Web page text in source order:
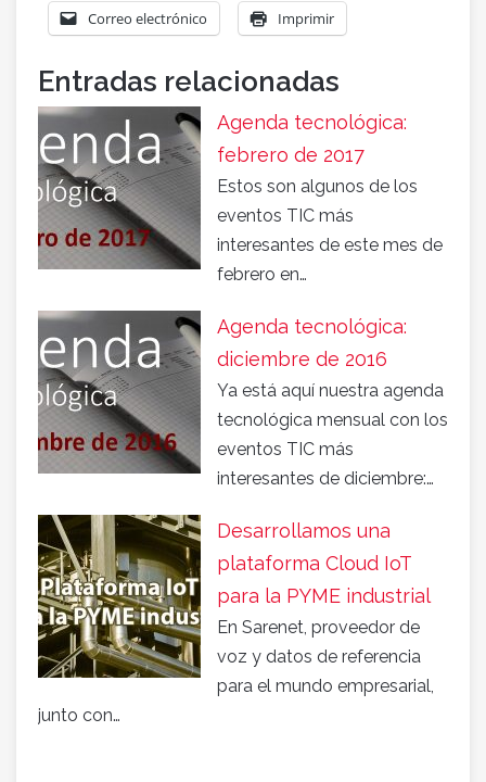
Correo electrónico Imprimir
Entradas relacionadas
Agenda tecnológica:
febrero de 2017
Estos son algunos de los
eventos TIC más
interesantes de este mes de
febrero en…
Agenda tecnológica:
diciembre de 2016
Ya está aquí nuestra agenda
tecnológica mensual con los
eventos TIC más
interesantes de diciembre:…
Desarrollamos una
plataforma Cloud IoT
para la PYME industrial
En Sarenet, proveedor de
voz y datos de referencia
para el mundo empresarial,
junto con…